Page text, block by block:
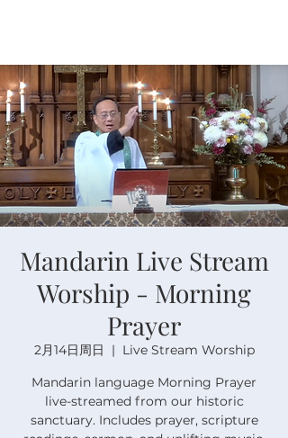
Mandarin Live Stream
Worship - Morning
Prayer
2月14日周日
  |
Live Stream Worship
Mandarin language Morning Prayer
live-streamed from our historic
sanctuary. Includes prayer, scripture